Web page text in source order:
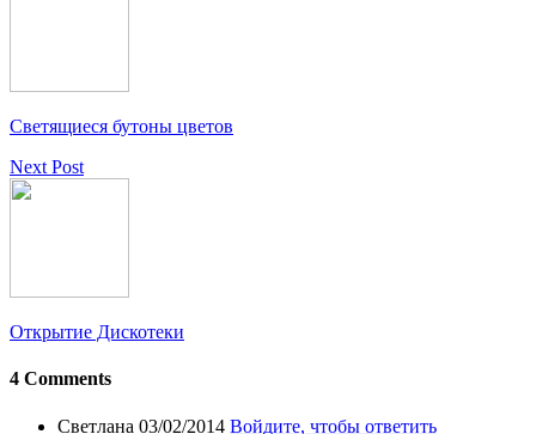
Светящиеся бутоны цветов
Next Post
Открытие Дискотеки
4 Comments
Светлана 03/02/2014 Войдите, чтобы ответить